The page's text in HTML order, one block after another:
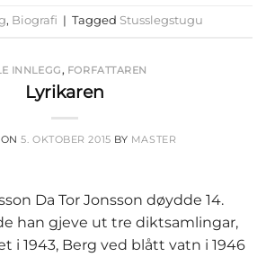
, Biografi | Tagged Stusslegstugu
INNLEGG, FORFATTAREN
Lyrikaren
ON5. OKTOBER 2015 BY MASTER
Da Tor Jonsson døydde 14.
han gjeve ut tre diktsamlingar,
i 1943, Berg ved blått vatn i 1946